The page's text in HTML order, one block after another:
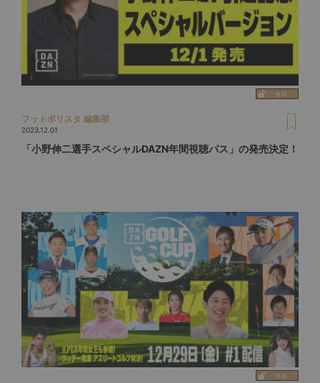
フットボリスタ 編集部
2023.12.01
「小野伸二選手スペシャルDAZN年間視聴パス」の発売決定！